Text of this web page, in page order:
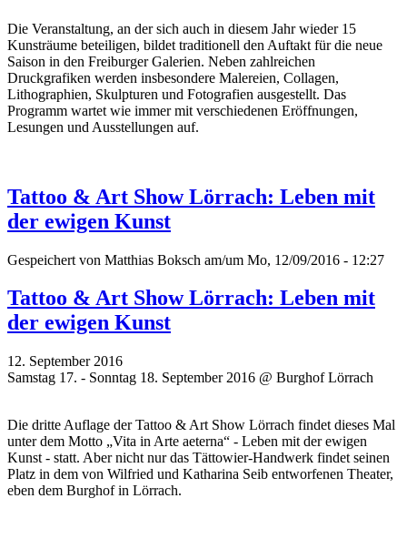
Die Veranstaltung, an der sich auch in diesem Jahr wieder 15
Kunsträume beteiligen, bildet traditionell den Auftakt für die neue
Saison in den Freiburger Galerien. Neben zahlreichen
Druckgrafiken werden insbesondere Malereien, Collagen,
Lithographien, Skulpturen und Fotografien ausgestellt. Das
Programm wartet wie immer mit verschiedenen Eröffnungen,
Lesungen und Ausstellungen auf.
Tattoo & Art Show Lörrach: Leben mit
der ewigen Kunst
Gespeichert von Matthias Boksch am/um Mo, 12/09/2016 - 12:27
Tattoo & Art Show Lörrach: Leben mit
der ewigen Kunst
12. September 2016
Samstag 17. - Sonntag 18. September 2016 @ Burghof Lörrach
Die dritte Auflage der Tattoo & Art Show Lörrach findet dieses Mal
unter dem Motto „Vita in Arte aeterna“ - Leben mit der ewigen
Kunst - statt. Aber nicht nur das Tättowier-Handwerk findet seinen
Platz in dem von Wilfried und Katharina Seib entworfenen Theater,
eben dem Burghof in Lörrach.